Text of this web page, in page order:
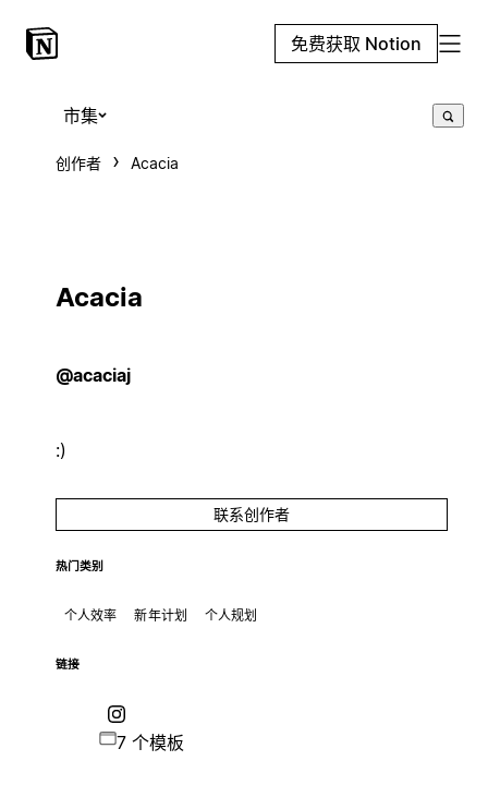
免费获取 Notion
市集
创作者 Acacia
Acacia
@acaciaj
:)
联系创作者
热门类别
个人效率 新年计划 个人规划
链接
7 个模板